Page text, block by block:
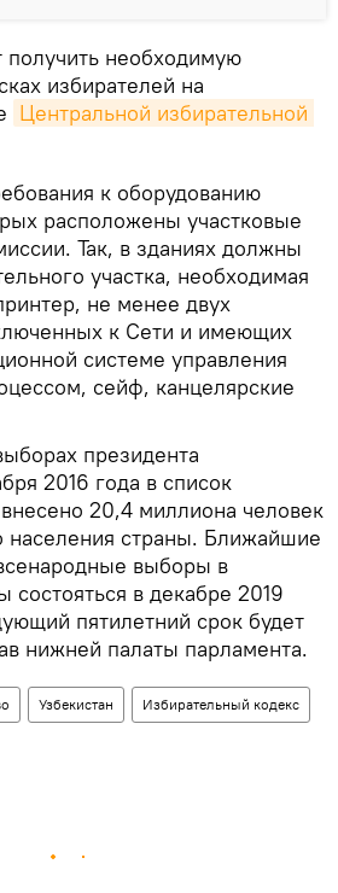
получить необходимую
избирателей на
Центральной избирательной
к оборудованию
расположены участковые
Так, в зданиях должны
участка, необходимая
не менее двух
к Сети и имеющих
системе управления
сейф, канцелярские
президента
2016 года в список
20,4 миллиона человек
населения страны. Ближайшие
выборы в
в декабре 2019
пятилетний срок будет
нижней палаты парламента.
Узбекистан Избирательный кодекс